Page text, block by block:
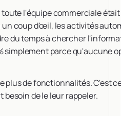
l'équipe commerciale
un coup d'œil, les activités
du temps à chercher
simplement parce qu'aucune
plus de fonctionnalités. C'est
de le leur rappeler.